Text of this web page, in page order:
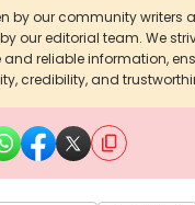
by our community writers
our editorial team. We
reliable information,
credibility, and